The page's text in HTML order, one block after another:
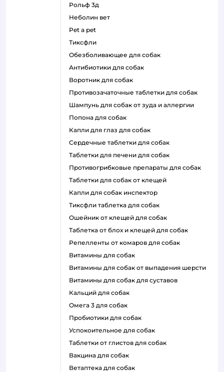
рольф 3д
неболин вет
pet a pet
тиксфли
обезболивающее для собак
антибиотики для собак
воротник для собак
противозачаточные таблетки для собак
шампунь для собак от зуда и аллергии
попона для собак
капли для глаз для собак
сердечные таблетки для собак
таблетки для печени для собак
противогрибковые препараты для собак
таблетки для собак от клещей
капли для собак инспектор
тиксфли таблетка для собак
ошейник от клещей для собак
таблетка от блох и клещей для собак
репелленты от комаров для собак
витамины для собак
витамины для собак от выпадения шерсти
витамины для собак для суставов
кальций для собак
омега 3 для собак
пробиотики для собак
успокоительное для собак
таблетки от глистов для собак
вакцина для собак
ветаптека для собак